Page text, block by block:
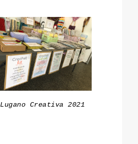
Lugano Creativa 2021